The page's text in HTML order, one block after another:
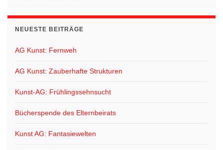
NEUESTE BEITRÄGE
AG Kunst: Fernweh
AG Kunst: Zauberhafte Strukturen
Kunst-AG: Frühlingssehnsucht
Bücherspende des Elternbeirats
Kunst AG: Fantasiewelten